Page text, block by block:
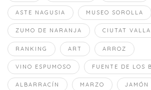
ASTE NAGUSIA MUSEO SOROLLA
ZUMO DE NARANJA CIUTAT VALLA
RANKING ART ARROZ
VINO ESPUMOSO FUENTE DE LOS
ALBARRACÍN MARZO JAMÓN